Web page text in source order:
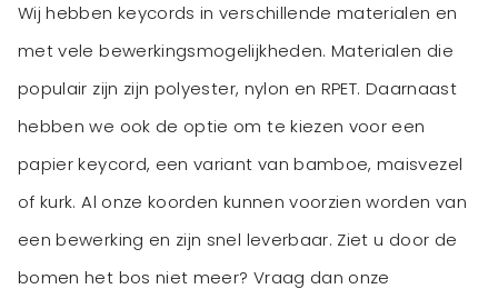
Wij hebben keycords in verschillende materialen en
met vele bewerkingsmogelijkheden. Materialen die
populair zijn zijn polyester, nylon en RPET. Daarnaast
hebben we ook de optie om te kiezen voor een
papier keycord, een variant van bamboe, maisvezel
of kurk. Al onze koorden kunnen voorzien worden van
een bewerking en zijn snel leverbaar. Ziet u door de
bomen het bos niet meer? Vraag dan onze